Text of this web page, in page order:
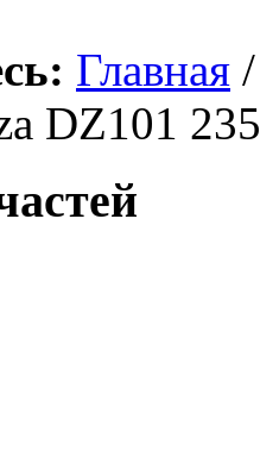
Главная
DZ101